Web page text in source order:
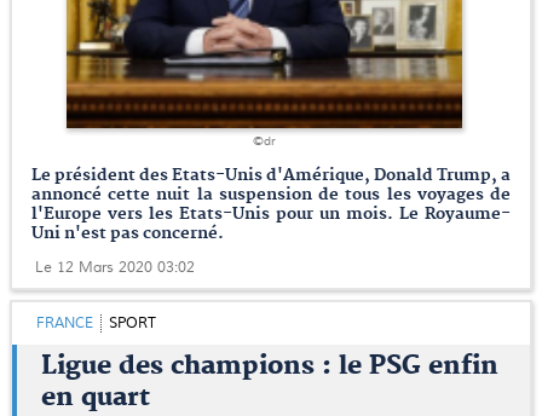
©dr
Le président des Etats-Unis d'Amérique, Donald Trump, a
annoncé cette nuit la suspension de tous les voyages de
l'Europe vers les Etats-Unis pour un mois. Le Royaume-
Uni n'est pas concerné.
Le 12 Mars 2020 03:02
FRANCE SPORT
Ligue des champions : le PSG enfin
en quart